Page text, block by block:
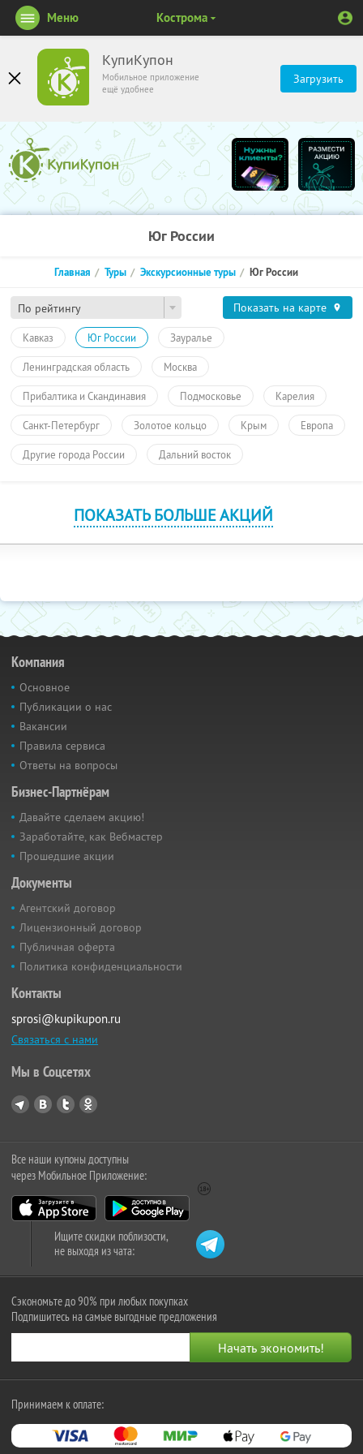
КупиКупон
Мобильное приложение
ещё удобнее
Загрузить
Меню Кострома
Юг России
По рейтингу
Главная Туры Экскурсионные туры Юг России
Показать на карте
Кавказ Юг России Зауралье
Ленинградская область Москва
Прибалтика и Скандинавия Подмосковье Карелия
Санкт-Петербург Золотое кольцо Крым Европа
Другие города России Дальний восток
ПОКАЗАТЬ БОЛЬШЕ АКЦИЙ
Компания
Основное
Публикации о нас
Вакансии
Правила сервиса
Ответы на вопросы
Бизнес-Партнёрам
Давайте сделаем акцию!
Заработайте, как Вебмастер
Прошедшие акции
Документы
Агентский договор
Лицензионный договор
Публичная оферта
Политика конфиденциальности
Контакты
sprosi@kupikupon.ru
Связаться с нами
Мы в Соцсетях
Все наши купоны доступны
через Мобильное Приложение:
Ищите скидки поблизости,
не выходя из чата:
Сэкономьте до 90% при любых покупках
Подпишитесь на самые выгодные предложения
Принимаем к оплате: